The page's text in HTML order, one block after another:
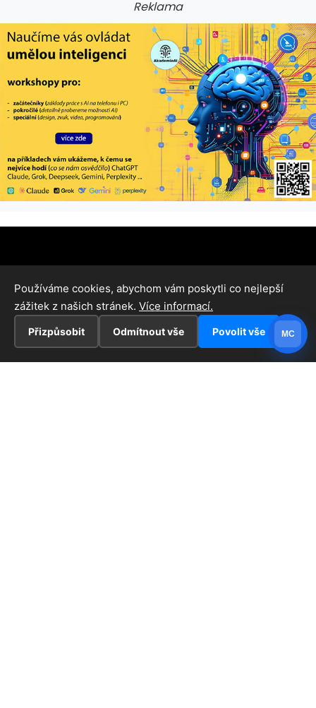
Reklama
Používáme cookies, abychom vám poskytli co nejlepší
zážitek z našich stránek. Více informací.
Přizpůsobit Odmítnout vše Povolit vše MC